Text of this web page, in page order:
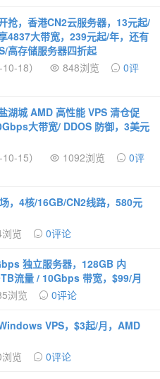
抢，香港CN2云服务器，13元起/
4837大带宽，239元起/年，还有
高存储服务器四折起
18）
848浏览
0评
湖城 AMD 高性能 VPS 清仓促
大带宽/ DDOS 防御，3美元
15）
1092浏览
0评
，4核/16GB/CN2线路，580元
览 0评论
独立服务器，128GB 内
流量 / 10Gbps 带宽，$99/月
浏览 0评论
VPS，$3起/月，AMD
览 0评论